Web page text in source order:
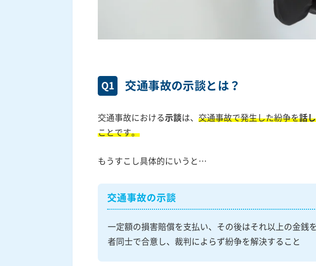
Q1 交通事故の示談とは？
交通事故における示談は、交通事故で発生した紛争を話
ことです。
もうすこし具体的にいうと…
交通事故の示談
一定額の損害賠償を支払い、その後はそれ以上の金銭
者同士で合意し、裁判によらず紛争を解決すること